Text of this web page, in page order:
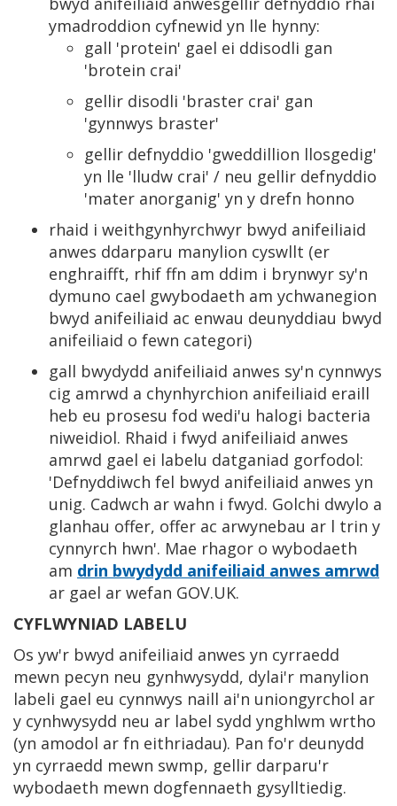
ymadroddion cyfnewid yn lle hynny:
gall 'protein' gael ei ddisodli gan
'brotein crai'
gellir disodli 'braster crai' gan
'gynnwys braster'
gellir defnyddio 'gweddillion llosgedig'
yn lle 'lludw crai' / neu gellir defnyddio
'mater anorganig' yn y drefn honno
rhaid i weithgynhyrchwyr bwyd anifeiliaid
anwes ddarparu manylion cyswllt (er
enghraifft, rhif ffn am ddim i brynwyr sy'n
dymuno cael gwybodaeth am ychwanegion
bwyd anifeiliaid ac enwau deunyddiau bwyd
anifeiliaid o fewn categori)
gall bwydydd anifeiliaid anwes sy'n cynnwys
cig amrwd a chynhyrchion anifeiliaid eraill
heb eu prosesu fod wedi'u halogi bacteria
niweidiol. Rhaid i fwyd anifeiliaid anwes
amrwd gael ei labelu datganiad gorfodol:
'Defnyddiwch fel bwyd anifeiliaid anwes yn
unig. Cadwch ar wahn i fwyd. Golchi dwylo a
glanhau offer, offer ac arwynebau ar l trin y
cynnyrch hwn'. Mae rhagor o wybodaeth
am drin bwydydd anifeiliaid anwes amrwd
ar gael ar wefan GOV.UK.
CYFLWYNIAD LABELU
Os yw'r bwyd anifeiliaid anwes yn cyrraedd
mewn pecyn neu gynhwysydd, dylai'r manylion
labeli gael eu cynnwys naill ai'n uniongyrchol ar
y cynhwysydd neu ar label sydd ynghlwm wrtho
(yn amodol ar fn eithriadau). Pan fo'r deunydd
yn cyrraedd mewn swmp, gellir darparu'r
wybodaeth mewn dogfennaeth gysylltiedig.